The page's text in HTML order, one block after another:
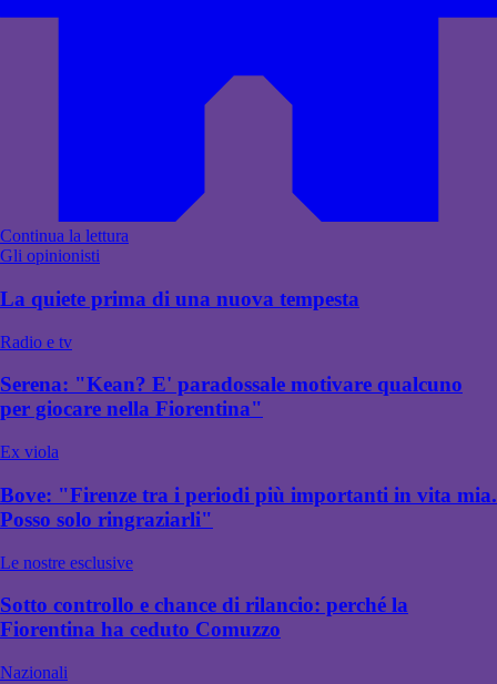
Continua la lettura
Gli opinionisti
La quiete prima di una nuova tempesta
Radio e tv
Serena: "Kean? E' paradossale motivare qualcuno
per giocare nella Fiorentina"
Ex viola
Bove: "Firenze tra i periodi più importanti in vita mia.
Posso solo ringraziarli"
Le nostre esclusive
Sotto controllo e chance di rilancio: perché la
Fiorentina ha ceduto Comuzzo
Nazionali